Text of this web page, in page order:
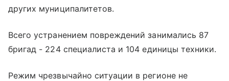
других муниципалитетов.
Всего устранением повреждений занимались 87
бригад - 224 специалиста и 104 единицы техники.
Режим чрезвычайно ситуации в регионе не